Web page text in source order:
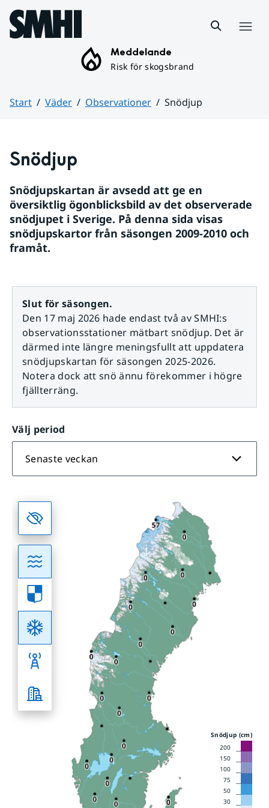
Hoppa till sidans innehåll
Meddelande
Risk för skogsbrand
Start Väder Observationer
Snödjup
Snödjup
Snödjupskartan är avsedd att ge en
översiktlig ögonblicksbild av det observerade
snödjupet i Sverige. På denna sida visas
snödjupskartor från säsongen 2009-2010 och
framåt.
Slut för säsongen.
Den 17 maj 2026 hade endast två av SMHI:s
observationsstationer mätbart snödjup. Det är
därmed inte längre meningsfullt att uppdatera
snödjupskartan för säsongen 2025-2026.
Notera dock att snö ännu förekommer i högre
fjällterräng.
Välj period
Senaste veckan
Snödjup (cm)
200
150
100
75
50
30